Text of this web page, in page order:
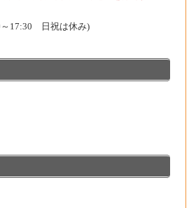
～17:30 日祝は休み)